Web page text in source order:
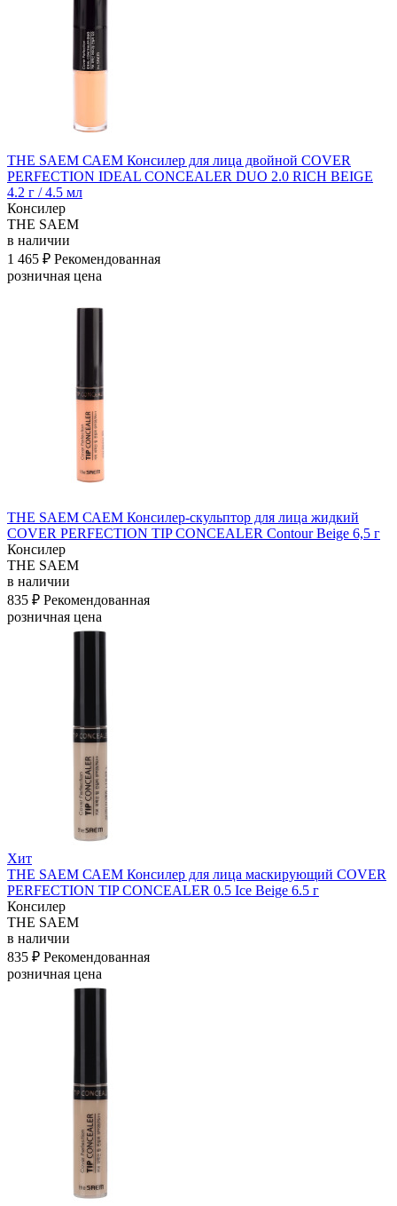
THE SAEM САЕМ Консилер для лица двойной COVER
PERFECTION IDEAL CONCEALER DUO 2.0 RICH BEIGE
4.2 г / 4.5 мл
Консилер
THE SAEM
в наличии
1 465 ₽ Рекомендованная
розничная цена
THE SAEM САЕМ Консилер-скульптор для лица жидкий
COVER PERFECTION TIP CONCEALER Contour Beige 6,5 г
Консилер
THE SAEM
в наличии
835 ₽ Рекомендованная
розничная цена
Хит
THE SAEM САЕМ Консилер для лица маскирующий COVER
PERFECTION TIP CONCEALER 0.5 Ice Beige 6.5 г
Консилер
THE SAEM
в наличии
835 ₽ Рекомендованная
розничная цена